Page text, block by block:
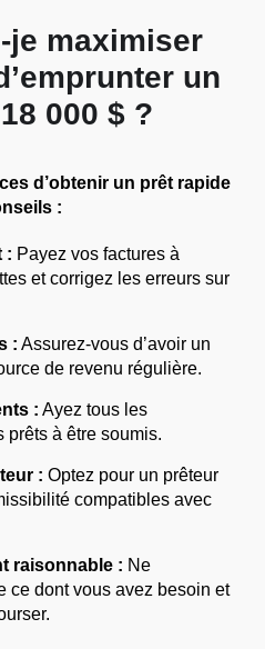
je maximiser
un
000 $ ?
d’obtenir un prêt rapide
:
: Payez vos factures à
et corrigez les erreurs sur
: Assurez-vous d’avoir un
de revenu régulière.
: Ayez tous les
prêts à être soumis.
: Optez pour un prêteur
compatibles avec
raisonnable : Ne
ce dont vous avez besoin et